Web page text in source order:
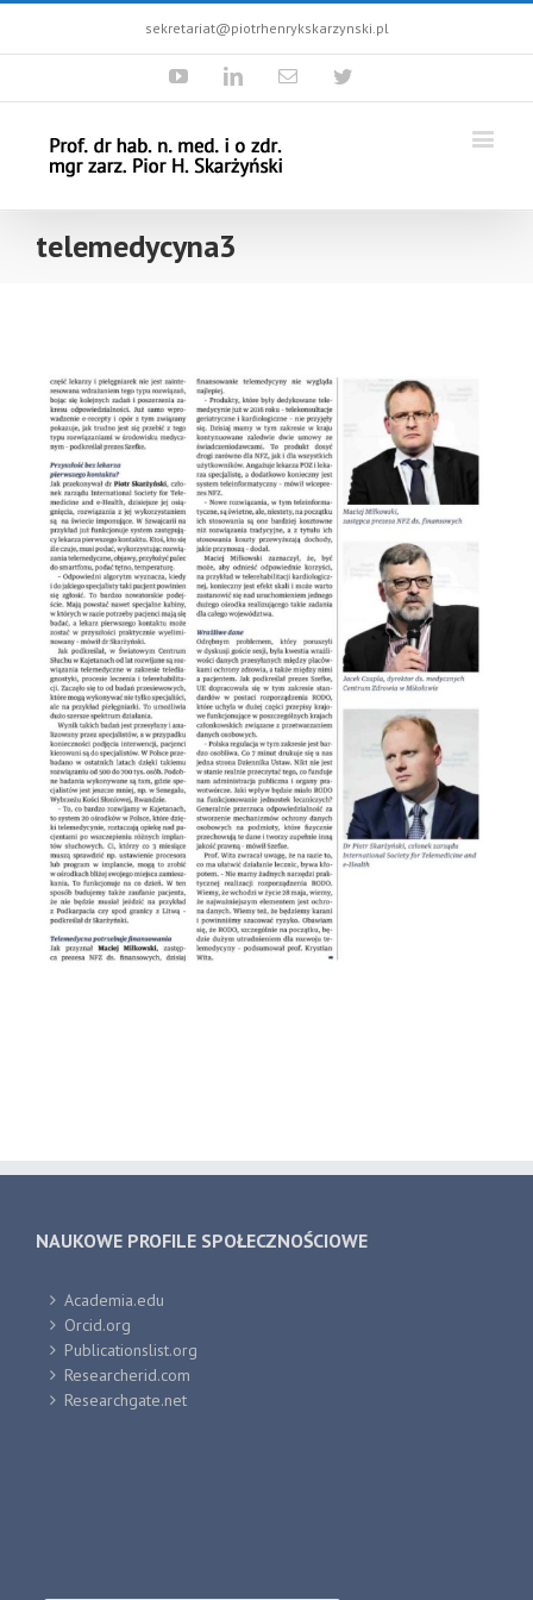
sekretariat@piotrhenrykskarzynski.pl
YoutubeLinkedinEmail Twitter
telemedycyna3
NAUKOWE PROFILE SPOŁECZNOŚCIOWE
Academia.edu
Orcid.org
Publicationslist.org
Researcherid.com
Researchgate.net